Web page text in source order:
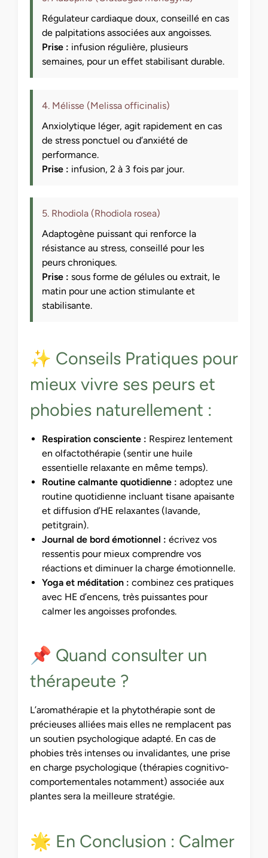
Régulateur cardiaque doux, conseillé en cas
de palpitations associées aux angoisses.
Prise : infusion régulière, plusieurs
semaines, pour un effet stabilisant durable.
4. Mélisse (Melissa officinalis)
Anxiolytique léger, agit rapidement en cas
de stress ponctuel ou d’anxiété de
performance.
Prise : infusion, 2 à 3 fois par jour.
5. Rhodiola (Rhodiola rosea)
Adaptogène puissant qui renforce la
résistance au stress, conseillé pour les
peurs chroniques.
Prise : sous forme de gélules ou extrait, le
matin pour une action stimulante et
stabilisante.
✨ Conseils Pratiques pour
mieux vivre ses peurs et
phobies naturellement :
Respiration consciente : Respirez lentement
en olfactothérapie (sentir une huile
essentielle relaxante en même temps).
Routine calmante quotidienne : adoptez une
routine quotidienne incluant tisane apaisante
et diffusion d’HE relaxantes (lavande,
petitgrain).
Journal de bord émotionnel : écrivez vos
ressentis pour mieux comprendre vos
réactions et diminuer la charge émotionnelle.
Yoga et méditation : combinez ces pratiques
avec HE d’encens, très puissantes pour
calmer les angoisses profondes.
📌 Quand consulter un
thérapeute ?
L’aromathérapie et la phytothérapie sont de
précieuses alliées mais elles ne remplacent pas
un soutien psychologique adapté. En cas de
phobies très intenses ou invalidantes, une prise
en charge psychologique (thérapies cognitivo-
comportementales notamment) associée aux
plantes sera la meilleure stratégie.
🌟 En Conclusion : Calmer